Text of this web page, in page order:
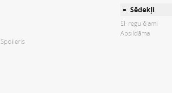
Spoileris
Sēdekļi
El. regulējami
Apsildāma